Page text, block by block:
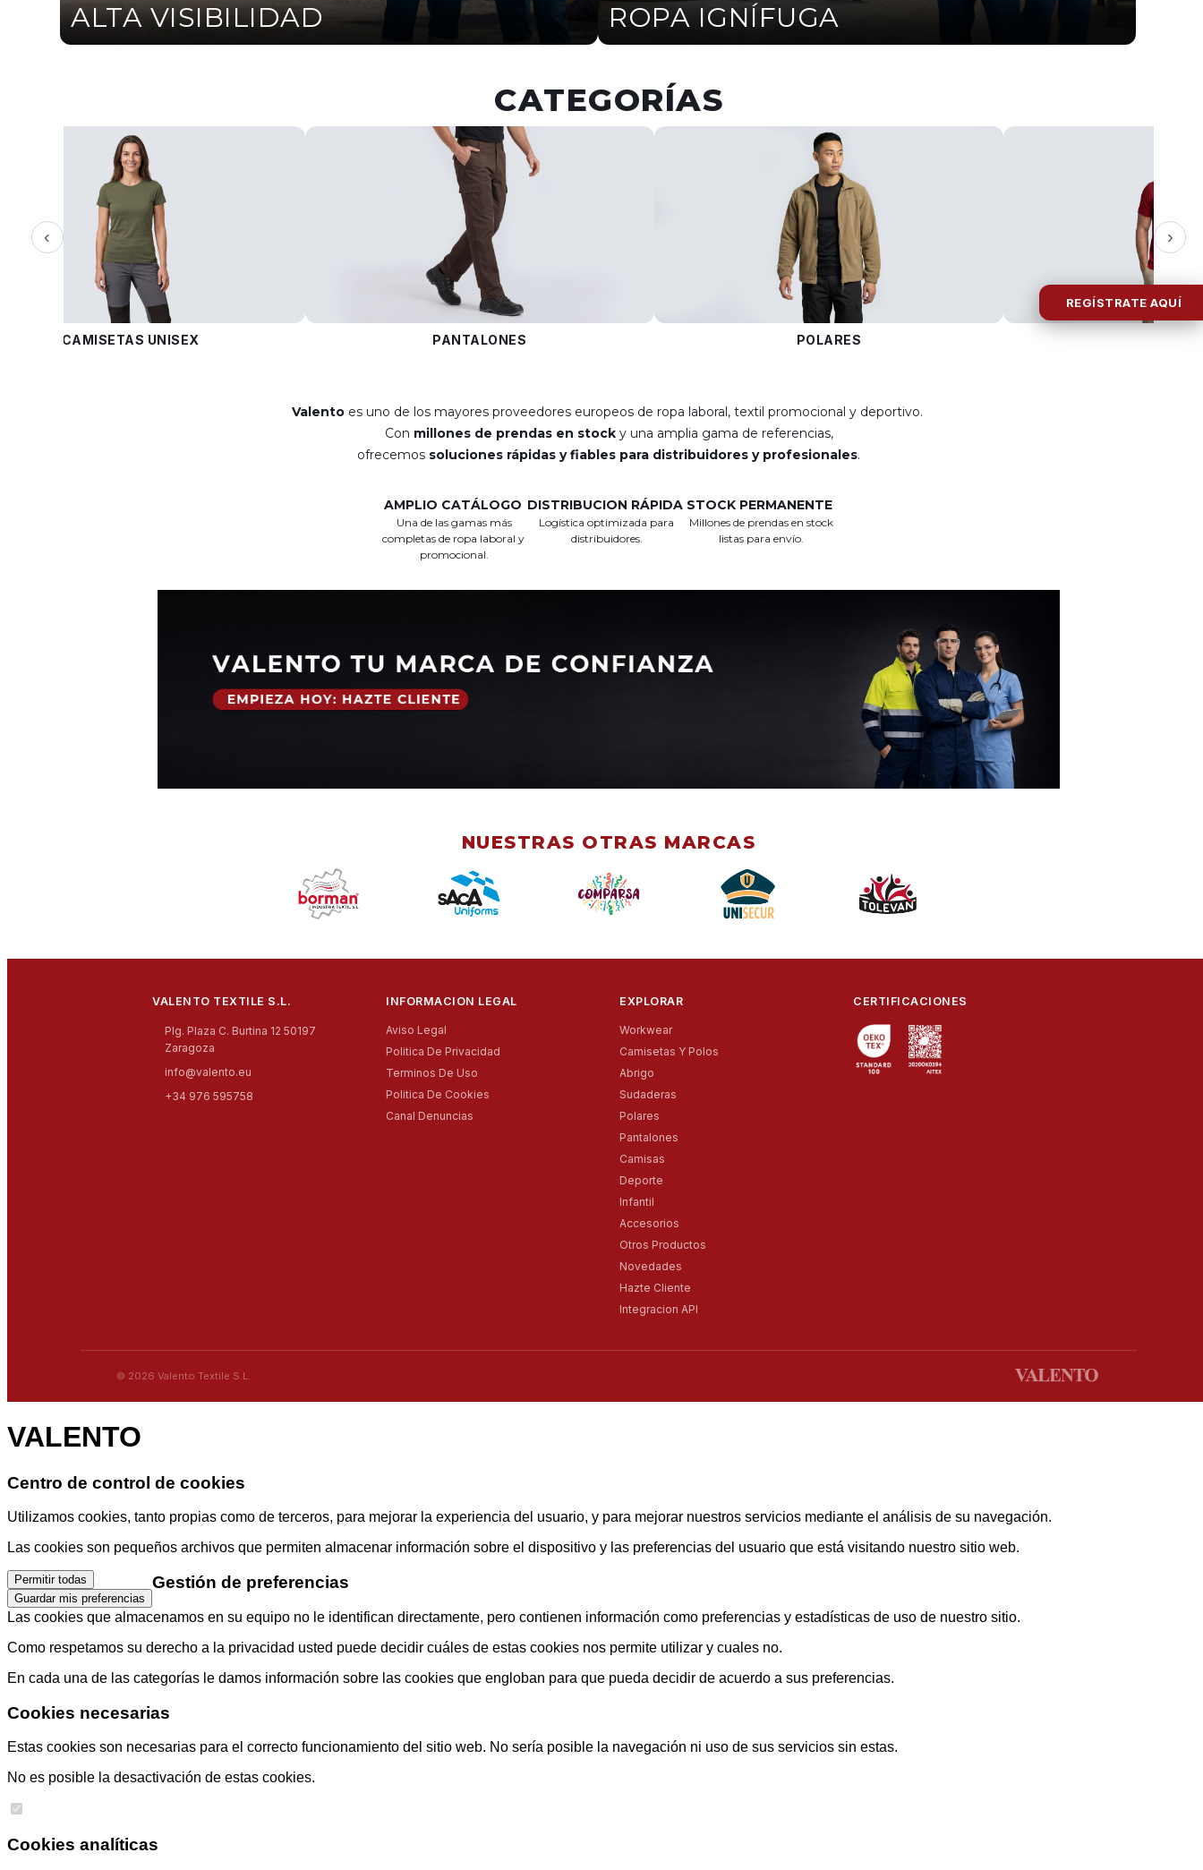
ALTA VISIBILIDAD ROPA IGNÍFUGA
CATEGORÍAS
‹
CAMISETAS UNISEX PANTALONES POLARES
›
Valento es uno de los mayores proveedores europeos de ropa laboral, textil promocional y deportivo.
Con millones de prendas en stocky una amplia gama de referencias,
ofrecemos soluciones rápidas y fiables para distribuidores y profesionales.
AMPLIO CATÁLOGO
Una de las gamas más
completas de ropa laboral y
promocional.
DISTRIBUCION RÁPIDA
Logística optimizada para
distribuidores.
STOCK PERMANENTE
Millones de prendas en stock
listas para envío.
NUESTRAS OTRAS MARCAS
REGÍSTRATE AQUÍ
VALENTO TEXTILE S.L.
Plg. Plaza C. Burtina 12 50197
Zaragoza
info@valento.eu
+34 976 595758
INFORMACION LEGAL
Aviso Legal
Politica De Privacidad
Terminos De Uso
Politica De Cookies
Canal Denuncias
EXPLORAR
Workwear
Camisetas Y Polos
Abrigo
Sudaderas
Polares
Pantalones
Camisas
Deporte
Infantil
Accesorios
Otros Productos
Novedades
Hazte Cliente
Integracion API
CERTIFICACIONES
© 2026 Valento Textile S.L.
VALENTO
Centro de control de cookies
Utilizamos cookies, tanto propias como de terceros, para mejorar la experiencia del usuario, y para mejorar nuestros servicios mediante el análisis de su navegación.
Las cookies son pequeños archivos que permiten almacenar información sobre el dispositivo y las preferencias del usuario que está visitando nuestro sitio web.
Permitir todas
Guardar mis preferencias
Gestión de preferencias
Las cookies que almacenamos en su equipo no le identifican directamente, pero contienen información como preferencias y estadísticas de uso de nuestro sitio.
Como respetamos su derecho a la privacidad usted puede decidir cuáles de estas cookies nos permite utilizar y cuales no.
En cada una de las categorías le damos información sobre las cookies que engloban para que pueda decidir de acuerdo a sus preferencias.
Cookies necesarias
Estas cookies son necesarias para el correcto funcionamiento del sitio web. No sería posible la navegación ni uso de sus servicios sin estas.
No es posible la desactivación de estas cookies.
Cookies analíticas